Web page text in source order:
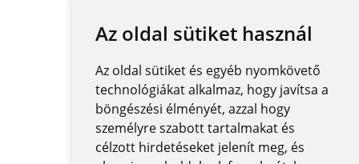
Az oldal sütiket használ
Az oldal sütiket és egyéb nyomkövető
technológiákat alkalmaz, hogy javítsa a
böngészési élményét, azzal hogy
személyre szabott tartalmakat és
célzott hirdetéseket jelenít meg, és
Hivatal
FNYF/419-
4/2023
Székhely:
1122
Budapest,
Városmajor
utca 12-14.
Kapcsolat
adatok
Közadatkereső
rendszer
Központi